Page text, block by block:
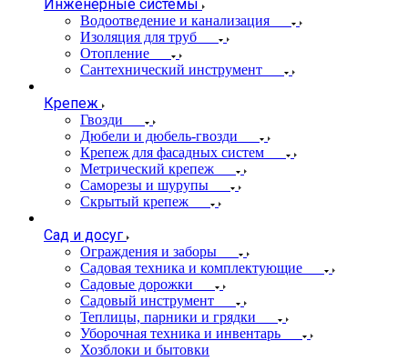
Инженерные системы
Водоотведение и канализация
Изоляция для труб
Отопление
Сантехнический инструмент
Крепеж
Гвозди
Дюбели и дюбель-гвозди
Крепеж для фасадных систем
Метрический крепеж
Саморезы и шурупы
Скрытый крепеж
Сад и досуг
Ограждения и заборы
Садовая техника и комплектующие
Садовые дорожки
Садовый инструмент
Теплицы, парники и грядки
Уборочная техника и инвентарь
Хозблоки и бытовки